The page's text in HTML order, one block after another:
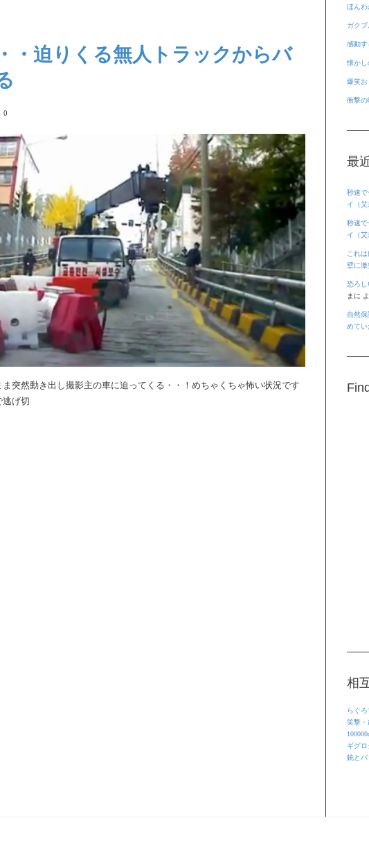
・迫りくる無人トラックからバ
0
突然動き出し撮影主の車に迫ってくる・・！めちゃくちゃ怖い状況です
逃げ切
ほんわ
ガクブ
感動す
懐かし
爆笑お
衝撃の
最
秒速で
イ（
秒速で
イ（
これ
壁に激
恐ろし
まに
自然
めてい
相
らぐろ
笑撃・
ギグロ
銃とバ